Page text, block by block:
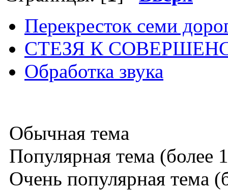
Перекресток семи
СТЕЗЯ К
Обработка звука
Обычная тема
Популярная тема (более
Очень популярная тема